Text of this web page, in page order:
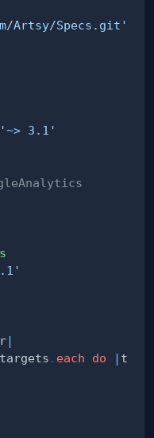
Artsy/Specs.git'
'~> 3.1'
|
targets . each do | t